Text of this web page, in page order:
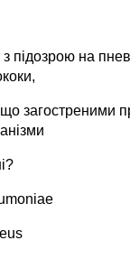
з підозрою на
загостреними